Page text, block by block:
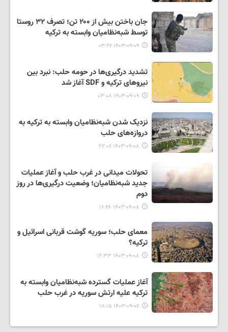
جان باختن بیش از ۲۰۰ تن؛ تصرف ۳۲ روستا
توسط شبه‌نظامیان وابسته به ترکیه
۱۴۰۳-۰۹-۰۹ ۰۳:۲۶
تشدید درگیری‌ها در حومه حلب: نبرد بین
نیروهای ترکیه و SDF آغاز شد
۱۴۰۳-۰۹-۰۹ ۰۳:۰۸
نزدیک شدن شبه‌نظامیان وابسته به ترکیه به
دروازه‌های حلب
۱۴۰۳-۰۹-۰۸ ۲۲:۰۶
تحولات میدانی در غرب حلب و آغاز عملیات
جدید شبه‌نظامیان؛ وضعیت درگیری‌ها در روز
دوم
۱۴۰۳-۰۹-۰۸ ۱۶:۴۸
معمای حلب؛ سوریه گوشت قربانی اسرائیل و
ترکیه؟
۱۴۰۳-۰۹-۰۸ ۱۲:۳۳
آغاز عملیات گسترده شبه‌نظامیان وابسته به
ترکیه علیه ارتش سوریه در غرب حلب
۱۴۰۳-۰۹-۰۷ ۱۸:۱۵